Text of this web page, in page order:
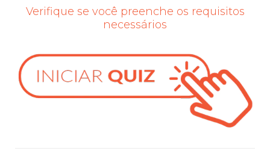
Verifique se você preenche os requisitos
necessários